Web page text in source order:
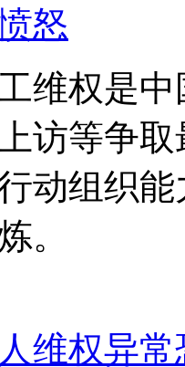
怒
维权是
访等争
动组织
。
维权异